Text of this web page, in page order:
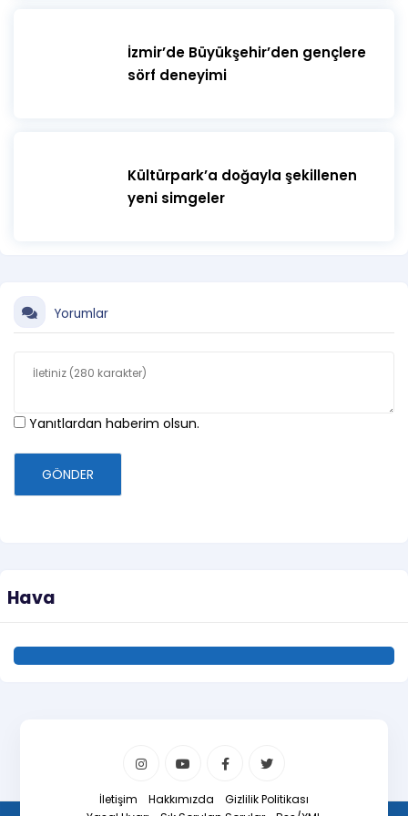
İzmir’de Büyükşehir’den gençlere
sörf deneyimi
Kültürpark’a doğayla şekillenen
yeni simgeler
Yorumlar
Yanıtlardan haberim olsun.
GÖNDER
Hava
İletişim Hakkımızda
Gizlilik Politikası